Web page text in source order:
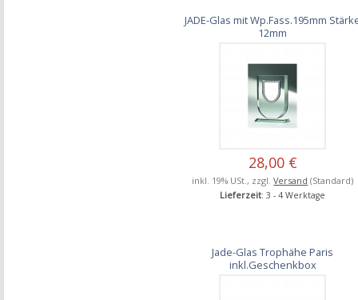
JADE-Glas mit Wp.Fass.195mm
12mm
28,00 €
inkl. 19% USt., zzgl.Versand (Standard)
Lieferzeit: 3 - 4 Werktage
Jade-Glas Trophähe Paris
inkl.Geschenkbox